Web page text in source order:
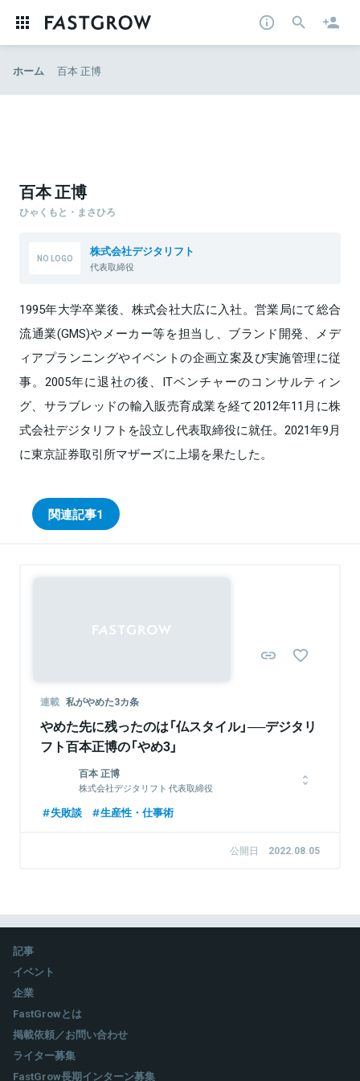
ホーム 百本 正博
百本 正博
ひゃくもと・まさひろ
株式会社デジタリフト
代表取締役
1995年大学卒業後、株式会社大広に入社。営業局にて総合
流通業(GMS)やメーカー等を担当し、ブランド開発、メデ
ィアプランニングやイベントの企画立案及び実施管理に従
事。2005年に退社の後、ITベンチャーのコンサルティン
グ、サラブレッドの輸入販売育成業を経て2012年11月に株
式会社デジタリフトを設立し代表取締役に就任。2021年9月
に東京証券取引所マザーズに上場を果たした。
関連記事1
連載 私がやめた3カ条
やめた先に残ったのは「仏スタイル」──デジタリ
フト百本正博の「やめ3」
百本 正博
株式会社デジタリフト 代表取締役
1995年大学卒業後、株式会社大広に入社。営業局にて総合流通
退社の後、ITベンチャーのコンサルティング、サラブレッドの輸
失敗談 生産性・仕事術
公開日 2022.08.05
記事
イベント
企業
FastGrowとは
掲載依頼／お問い合わせ
ライター募集
FastGrow長期インターン募集